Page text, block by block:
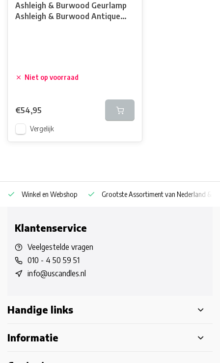
Ashleigh & Burwood Geurlamp
Ashleigh & Burwood Antique
Niet op voorraad
€54,95
Vergelijk
Winkel en Webshop Grootste Assortiment van Nederland &
Klantenservice
Veelgestelde vragen
010 - 4 50 59 51
info@uscandles.nl
Handige links
Informatie